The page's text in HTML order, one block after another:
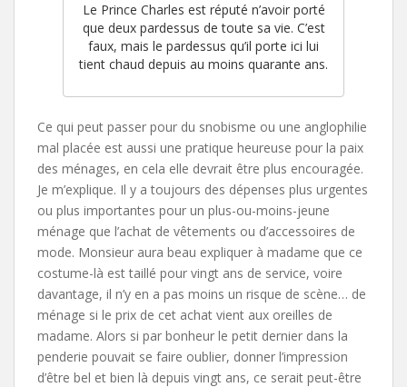
Le Prince Charles est réputé n’avoir porté
que deux pardessus de toute sa vie. C’est
faux, mais le pardessus qu’il porte ici lui
tient chaud depuis au moins quarante ans.
Ce qui peut passer pour du snobisme ou une anglophilie
mal placée est aussi une pratique heureuse pour la paix
des ménages, en cela elle devrait être plus encouragée.
Je m’explique. Il y a toujours des dépenses plus urgentes
ou plus importantes pour un plus-ou-moins-jeune
ménage que l’achat de vêtements ou d’accessoires de
mode. Monsieur aura beau expliquer à madame que ce
costume-là est taillé pour vingt ans de service, voire
davantage, il n’y en a pas moins un risque de scène… de
ménage si le prix de cet achat vient aux oreilles de
madame. Alors si par bonheur le petit dernier dans la
penderie pouvait se faire oublier, donner l’impression
d’être bel et bien là depuis vingt ans, ce serait peut-être